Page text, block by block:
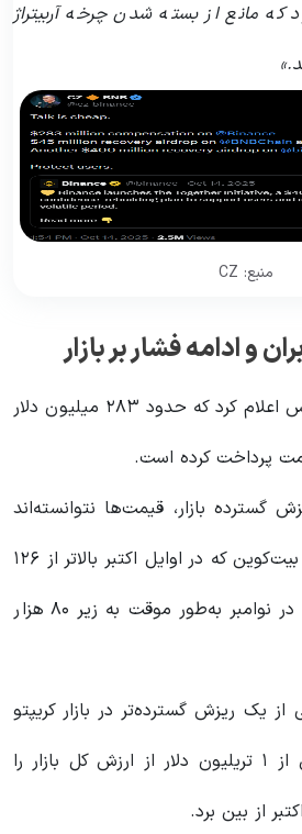
که مانع از بسته شدن چرخه آربیتراژ
منبع: CZ
و ادامه فشار بر بازار
پس از این رویداد، بایننس اعلام کرد که حدود ۲۸۳ میلیون دلار
پرداخت کرده است.
گسترده بازار، قیمت‌ها نتوانسته‌اند
به‌طور کامل احیا شوند. بیت‌کوین که در اوایل اکتبر بالاتر از ۱۲۶
هزار دلار معامله می‌شد، در نوامبر به‌طور موقت به زیر ۸۰ هزار
یک ریزش گسترده‌تر در بازار کریپتو
بود که در مجموع بیش از ۱ تریلیون دلار از ارزش کل بازار را
از بین برد.